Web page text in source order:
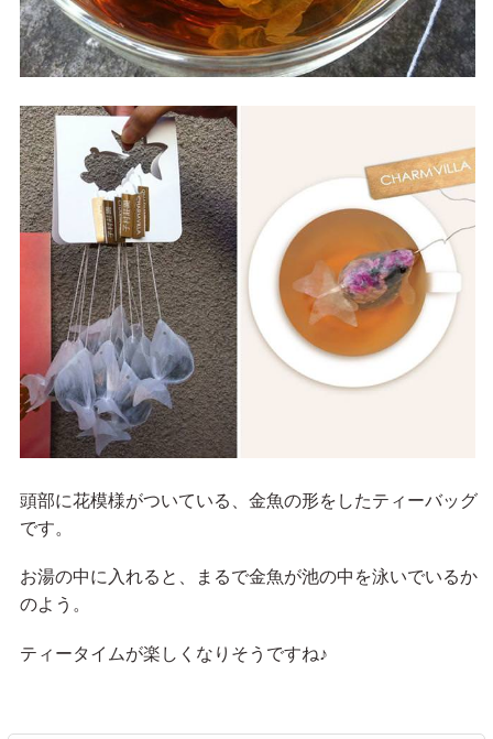
頭部に花模様がついている、金魚の形をしたティーバッグ
です。
お湯の中に入れると、まるで金魚が池の中を泳いでいるか
のよう。
ティータイムが楽しくなりそうですね♪